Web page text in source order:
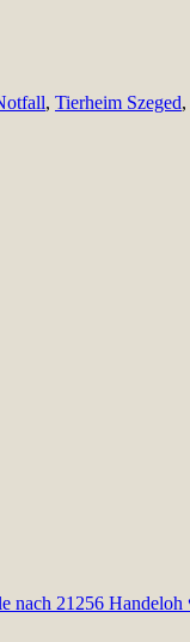
, Tierheim Szeged,
nach 21256